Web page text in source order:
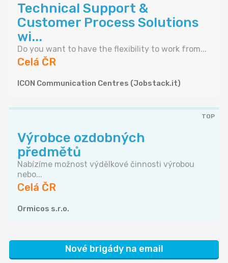
Technical Support &
Customer Process Solutions
wi...
Do you want to have the flexibility to work from...
Celá ČR
ICON Communication Centres (Jobstack.it)
TOP
Výrobce ozdobných
předmětů
Nabízíme možnost výdělkové činnosti výrobou
nebo...
Celá ČR
Ormicos s.r.o.
Nové brigády na email